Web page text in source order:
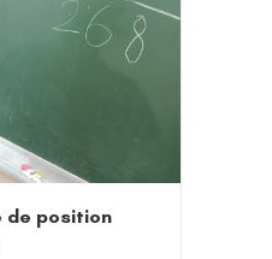
de position